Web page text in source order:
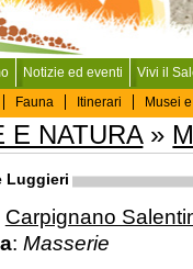
Fauna Itinerari Musei
Notizie ed eventi Vivi il
E NATURA»
Luggieri
Carpignano
: Masserie